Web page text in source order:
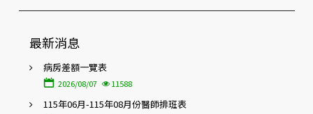
最新消息
病房差額一覽表
2026/08/07 11588
115年06月-115年08月份醫師排班表